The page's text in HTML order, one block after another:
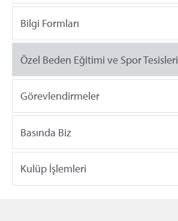
Bilgi Formları
Özel Beden Eğitimi ve Spor Tesisleri
Görevlendirmeler
Basında Biz
Kulüp İşlemleri